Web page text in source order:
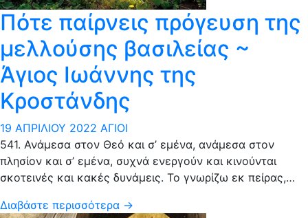
Πότε παίρνεις πρόγευση της
μελλούσης βασιλείας ~
Άγιος Ιωάννης της
Κροστάνδης
19 ΑΠΡΙΛΊΟΥ 2022 ΆΓΙΟΙ
541. Ανάμεσα στον Θεό και σ’ εμένα, ανάμεσα στον
πλησίον και σ’ εμένα, συχνά ενεργούν και κινούνται
σκοτεινές και κακές δυνάμεις. Το γνωρίζω εκ πείρας,…
Διαβάστε περισσότερα →